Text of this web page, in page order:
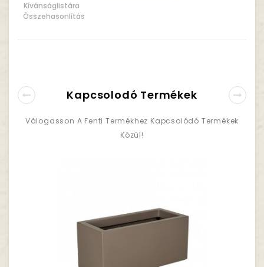
Kívánságlistára
Összehasonlítás
Kapcsolodó Termékek
Válogasson A Fenti Termékhez Kapcsolódó Termékek
Közül!